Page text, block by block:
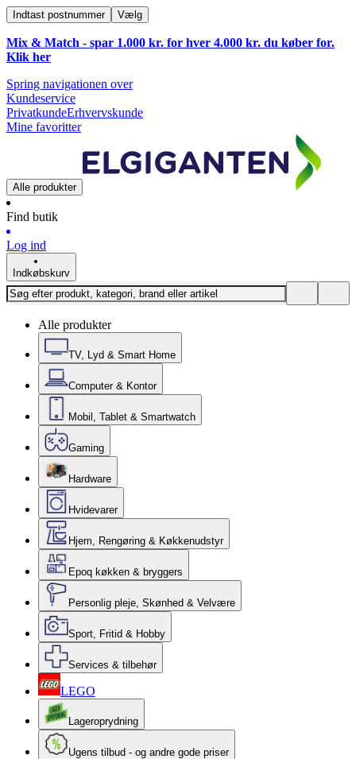
Indtast postnummer Vælg
Mix & Match - spar 1.000 kr. for hver 4.000 kr. du køber for.
Klik her
Spring navigationen over
Kundeservice
PrivatkundeErhvervskunde
Mine favoritter
Alle produkter
Find butik
Log ind
Indkøbskurv
Alle produkter
TV, Lyd & Smart Home
Computer & Kontor
Mobil, Tablet & Smartwatch
Gaming
Hardware
Hvidevarer
Hjem, Rengøring & Køkkenudstyr
Epoq køkken & bryggers
Personlig pleje, Skønhed & Velvære
Sport, Fritid & Hobby
Services & tilbehør
LEGO
Lageroprydning
Ugens tilbud - og andre gode priser